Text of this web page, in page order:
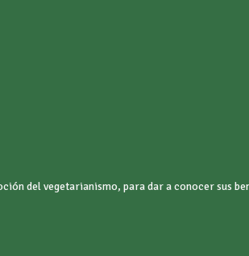
del vegetarianismo, para dar a conocer sus